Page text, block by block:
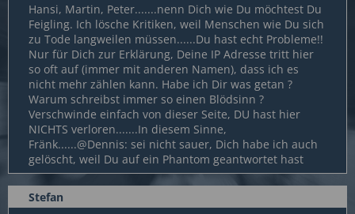
Hansi, Martin, Peter.......nenn Dich wie Du möchtest Du
Feigling. Ich lösche Kritiken, weil Menschen wie Du sich
zu Tode langweilen müssen......Du hast echt Probleme!!
Nur für Dich zur Erklärung, Deine IP Adresse tritt hier
so oft auf (immer mit anderen Namen), dass ich es
nicht mehr zählen kann. Habe ich Dir was getan ?
Warum schreibst immer so einen Blödsinn ?
Verschwinde einfach von dieser Seite, DU hast hier
NICHTS verloren.......In diesem Sinne,
Fränk......@Dennis: sei nicht sauer, Dich habe ich auch
gelöscht, weil Du auf ein Phantom geantwortet hast
Stefan